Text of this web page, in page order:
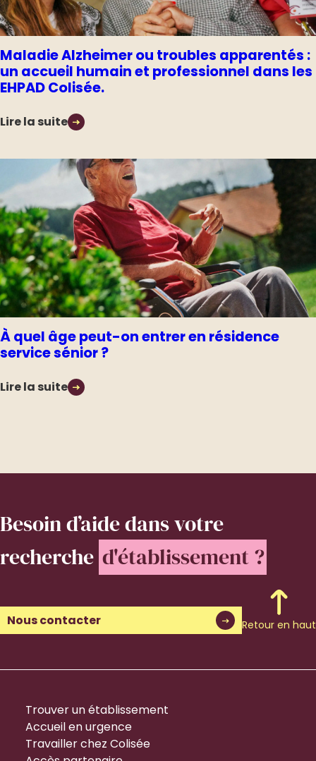
Maladie Alzheimer ou troubles apparentés :
un accueil humain et professionnel dans les
EHPAD Colisée.
Lire la suite
À quel âge peut-on entrer en résidence
service sénior ?
Lire la suite
Besoin d’aidedans votre
recherche d'établissement ?
Nous contacter Retour en haut
Trouver un établissement
Accueil en urgence
Travailler chez Colisée